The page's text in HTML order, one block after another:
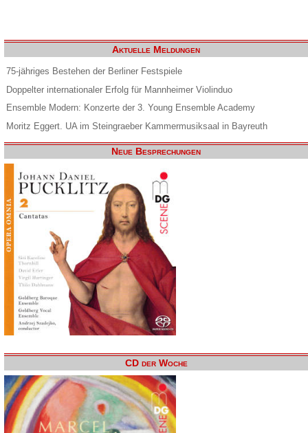
Aktuelle Meldungen
75-jähriges Bestehen der Berliner Festspiele
Doppelter internationaler Erfolg für Mannheimer Violinduo
Ensemble Modern: Konzerte der 3. Young Ensemble Academy
Moritz Eggert. UA im Steingraeber Kammermusiksaal in Bayreuth
Neue Besprechungen
CD der Woche